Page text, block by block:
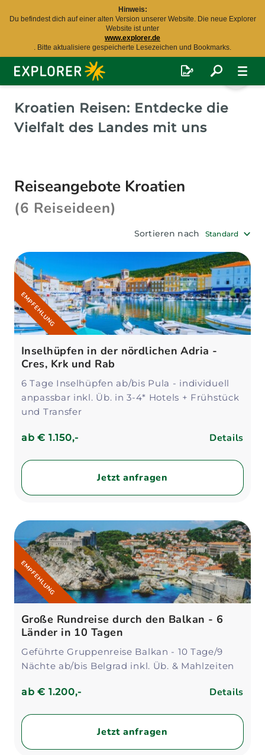
Hinweis:
Du befindest dich auf einer alten Version unserer Website. Die neue Explorer
Website ist unter
www.explorer.de
. Bitte aktualisiere gespeicherte Lesezeichen und Bookmarks.
Explorer
Fernreisen
Kroatien Reisen: Entdecke die
Vielfalt des Landes mit uns
Reiseangebote Kroatien
(6 Reiseideen)
Sortieren nach Standard
EMPFEHLUNG
Inselhüpfen in der nördlichen Adria -
Cres, Krk und Rab
6 Tage Inselhüpfen ab/bis Pula - individuell
anpassbar inkl. Üb. in 3-4* Hotels + Frühstück
und Transfer
ab€ 1.150,- Details
Jetzt anfragen
EMPFEHLUNG
Große Rundreise durch den Balkan - 6
Länder in 10 Tagen
Geführte Gruppenreise Balkan - 10 Tage/9
Nächte ab/bis Belgrad inkl. Üb. & Mahlzeiten
ab€ 1.200,- Details
Jetzt anfragen